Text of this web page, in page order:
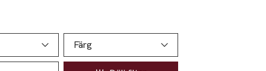
Färg